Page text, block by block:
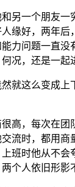
另一个朋友一
缘好，两年后
力问题一直没
况，还是一起
就这么变成上
高，每次在团
流时，都用商
班时他从不会
个人依旧形影